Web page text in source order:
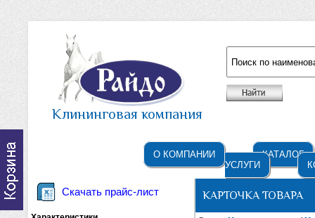
Клининговая компания
О КОМПАНИИ
КАТАЛОГ
УСЛУГИ
Скачать прайс-лист КАРТОЧКА ТОВАРА